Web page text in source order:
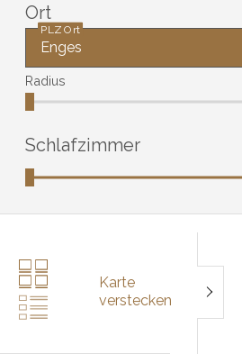
Ort
PLZ Ort
Radius
Schlafzimmer
Karte
verstecken